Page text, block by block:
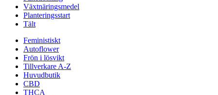
Växtnäringsmedel
Planteringsstart
Tält
Feministiskt
Autoflower
Frön i lösvikt
Tillverkare A-Z
Huvudbutik
CBD
THCA